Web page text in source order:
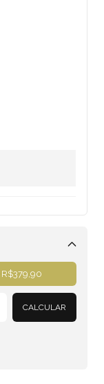
R$379,90
CALCULAR